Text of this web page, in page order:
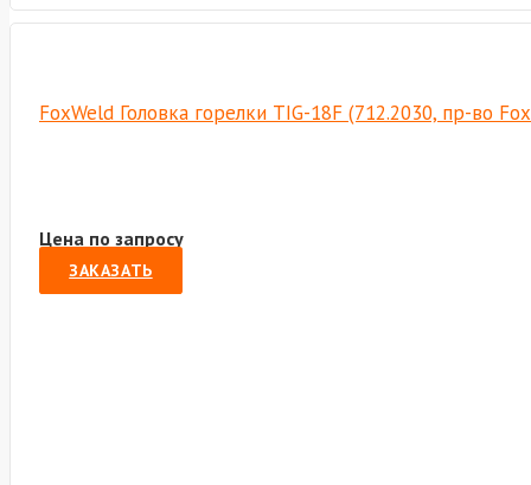
FoxWeld Головка горелки TIG-18F (712.2030, пр-во
Цена по запросу
ЗАКАЗАТЬ